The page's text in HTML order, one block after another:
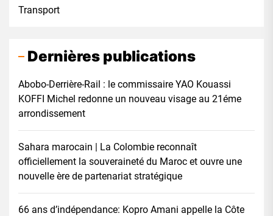
Transport
Dernières publications
Abobo-Derrière-Rail : le commissaire YAO Kouassi
KOFFI Michel redonne un nouveau visage au 21éme
arrondissement
Sahara marocain | La Colombie reconnaît
officiellement la souveraineté du Maroc et ouvre une
nouvelle ère de partenariat stratégique
66 ans d’indépendance: Kopro Amani appelle la Côte